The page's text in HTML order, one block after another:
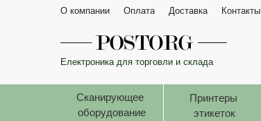
О компании Оплата Доставка Контакты
Електроника для торговли и склада
Сканирующее
оборудование
Принтеры
этикеток